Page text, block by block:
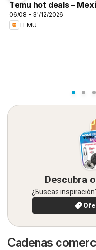
Temu hot deals –
06/08 - 31/12/2026
TEMU
Descubra
¿Buscas
Cadenas